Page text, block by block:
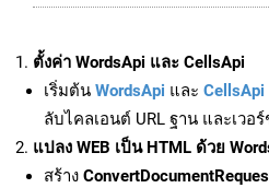
ตั้งค่า WordsApi และ CellsApi
เริ่มต้น WordsApi และ CellsApi
ลับไคลเอนต์ URL ฐาน และเวอ
แปลง WEB เป็น HTML ด้วย
สร้าง